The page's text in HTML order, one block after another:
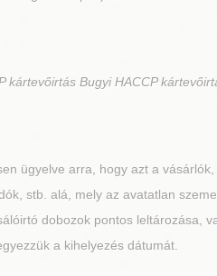
kártevőirtás Bugyi HACCP
ügyelve arra, hogy azt a vásárlók,
stb. alá, mely az avatatlan
dobozok pontos leltározása,
a kihelyezés dátumát.